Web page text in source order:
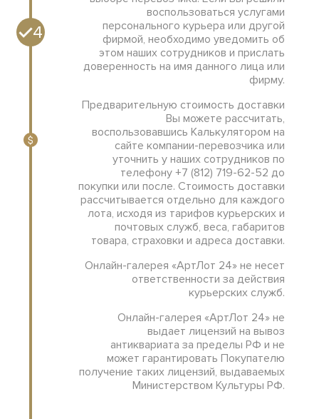
4
воспользоваться услугами
персонального курьера или другой
фирмой, необходимо уведомить об
этом наших сотрудников и прислать
доверенность на имя данного лица или
фирму.
Предварительную стоимость доставки
Вы можете рассчитать,
воспользовавшись Калькулятором на
сайте компании-перевозчика или
уточнить у наших сотрудников по
телефону +7 (812) 719-62-52 до
покупки или после. Стоимость доставки
рассчитывается отдельно для каждого
лота, исходя из тарифов курьерских и
почтовых служб, веса, габаритов
товара, страховки и адреса доставки.
Онлайн-галерея «АртЛот 24» не несет
ответственности за действия
курьерских служб.
Онлайн-галерея «АртЛот 24» не
выдает лицензий на вывоз
антиквариата за пределы РФ и не
может гарантировать Покупателю
получение таких лицензий, выдаваемых
Министерством Культуры РФ.